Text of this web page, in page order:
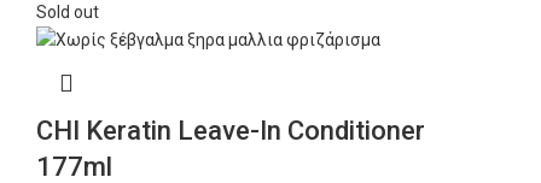
Sold out
CHI Keratin Leave-In Conditioner
177ml